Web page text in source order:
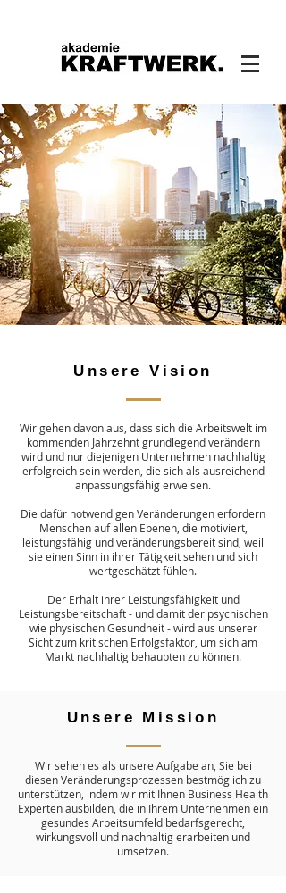
Unsere Vision
Wir gehen davon aus, dass sich die Arbeitswelt im
kommenden Jahrzehnt grundlegend verändern
wird und nur diejenigen Unternehmen nachhaltig
erfolgreich sein werden, die sich als ausreichend
anpassungsfähig erweisen.
Die dafür notwendigen Veränderungen erfordern
Menschen auf allen Ebenen, die motiviert,
leistungsfähig und veränderungsbereit sind, weil
sie einen Sinn in ihrer Tätigkeit sehen und sich
wertgeschätzt fühlen.
Der Erhalt ihrer Leistungsfähigkeit und
Leistungsbereitschaft - und damit der psychischen
wie physischen Gesundheit - wird aus unserer
Sicht zum kritischen Erfolgsfaktor, um sich am
Markt nachhaltig behaupten zu können.
Unsere Mission
Wir sehen es als unsere Aufgabe an, Sie bei
diesen Veränderungsprozessen bestmöglich zu
unterstützen, indem wir mit Ihnen Business Health
Experten ausbilden, die in Ihrem Unternehmen ein
gesundes Arbeitsumfeld bedarfsgerecht,
wirkungsvoll und nachhaltig erarbeiten und
umsetzen.